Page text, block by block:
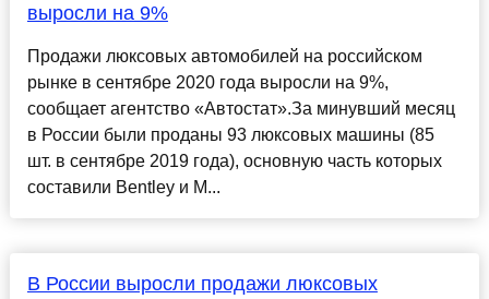
выросли на 9%
Продажи люксовых автомобилей на российском
рынке в сентябре 2020 года выросли на 9%,
сообщает агентство «Автостат».За минувший месяц
в России были проданы 93 люксовых машины (85
шт. в сентябре 2019 года), основную часть которых
составили Bentley и M...
В России выросли продажи люксовых